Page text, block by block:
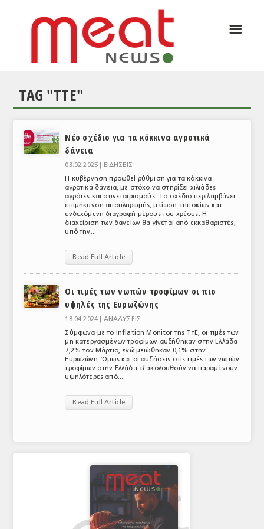
ΕΙΔΗΣΕΙΣ
ΘΕΜΑΤΑ
ΕΥΡΩΠΑΪΚΕΣ ΑΠΟΦΑΣΕΙΣ
ΕΜΠΟΡΙΚΟΣ ΚΑΤΑΛΟΓΟΣ
ΠΑΡΑΓΩΓΗ & ΕΜΠΟΡΙΑ
ΕΥΡΩΠΑΪΚΗ ΝΟΜΟΘΕΣΙΑ
☰
TAG "ΤΤΕ"
Νέο σχέδιο για τα κόκκινα αγροτικά
δάνεια
03.02.2025 |
ΕΙΔΗΣΕΙΣ
Η κυβέρνηση προωθεί ρύθμιση για τα κόκκινα
αγροτικά δάνεια, με στόχο να στηρίξει χιλιάδες
αγρότες και συνεταιρισμούς. Το σχέδιο περιλαμβάνει
επιμήκυνση αποπληρωμής, μείωση επιτοκίων και
ενδεχόμενη διαγραφή μέρους του χρέους. Η
διαχείριση των δανείων θα γίνεται από εκκαθαριστές,
υπό την...
Read Full Article
Οι τιμές των νωπών τροφίμων οι πιο
υψηλές της Ευρωζώνης
18.04.2024 | ΑΝΑΛΥΣΕΙΣ
Σύμφωνα με το Inflation Monitor της ΤτΕ, οι τιμές των
μη κατεργασμένων τροφίμων αυξήθηκαν στην Ελλάδα
7,2% τον Μάρτιο, ενώ μειώθηκαν 0,1% στην
Ευρωζώνη. Όμως και οι αυξήσεις στις τιμές των νωπών
τροφίμων στην Ελλάδα εξακολουθούν να παραμένουν
υψηλότερες από...
Read Full Article